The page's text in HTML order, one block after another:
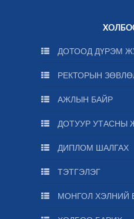
ДОТООД ДҮРЭМ
РЕКТОРЫН
АЖЛЫН БАЙР
ДОТУУР УТАСНЫ
ДИПЛОМ ШАЛГАХ
ТЭТГЭЛЭГ
МОНГОЛ ХЭЛНИЙ